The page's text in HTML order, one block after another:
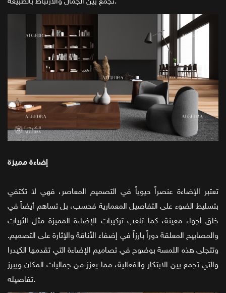
إضاءة مميزة
تعتبر الإضاءة عنصراً حيوياً في التصميم المعاصر، فهي لا تكتفي
بتسليط الضوء على التفاصيل المعمارية فحسب، بل تساهم أيضاً في
خلق أجواء معينة، كما تلعب تركيبات الإضاءة المميزة مثل الثريات
والمصابيح المعلقة دوراً بارزاً في إضفاء الأناقة والإثارة على التصميم.
وتتجلى هذه اللمسة بوضوح في تصاميم الإضاءة التي تقدمها الكيدرا
والتي تجمع بين الابتكار والفعالية، مما يعزز من جماليات المكان ويبرز
تفاصيله.